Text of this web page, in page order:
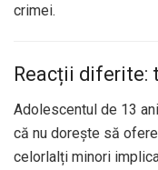
crimei.
Reacții diferite:
Adolescentul de 13
că nu dorește să
celorlalți minori